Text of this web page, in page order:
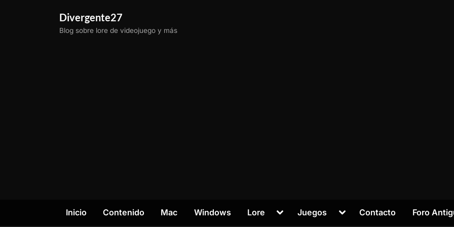
Divergente27
Blog sobre lore de videojuego y más
Inicio Contenido Mac Windows Lore
Alternar
submenú
Juegos
AlternarContacto Foro